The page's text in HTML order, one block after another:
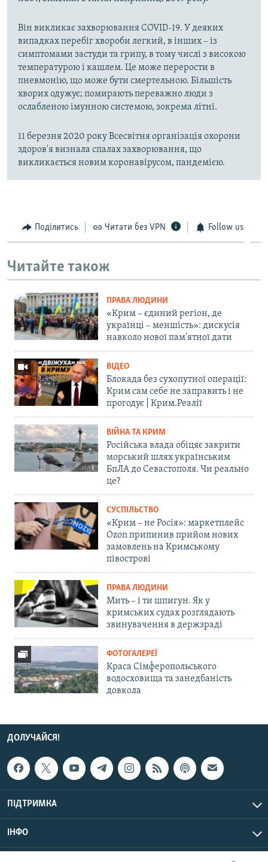
Він викликає захворювання COVID-19. У деяких
випадках перебіг хвороби легкий, в інших – із
симптомами застуди та грипу, в тому числі з високою
температурою і кашлем. Це може перерости в
пневмонію, що може бути смертельною. Більшість
хворих одужує; помирають переважно люди з
ослабленою імунною системою, зокрема літні.
11 березня 2020 року Всесвітня організація охорони
здоров'я визнала спалах захворювання, що
викликається новим коронавірусом, пандемією.
Поділитись Читати без VPN Follow us
Читайте також
ПРАВА ЛЮДИНИ
«Крим – єдиний регіон, де
українці – меншість»: дискусія
навколо нової пам'ятної дати
ВІДЕО
Блокада без сухопутної операції:
Крим сам себе не заправить і не
прогодує | Крим.Реалії
ВІЙНА ТА КРИМ
Російська влада обіцяє закрити
морський шлях українським
БпЛА до Севастополя. Чи реально
це?
СУСПІЛЬСТВО
«Крим – не Росія»: маркетплейс
Ozon припинив прийом нових
замовлень на Кримському
півострові
ПРАВА ЛЮДИНИ
Мить – і ти шпигун. Як у
кримських судах розглядають
звинувачення в держзраді
ФОТОГАЛЕРЕЇ
Краса Сімферопольського
водосховища та занедбаність
довкола
ДОЛУЧАЙСЯ!
ПІДТРИМКА
ІНФО